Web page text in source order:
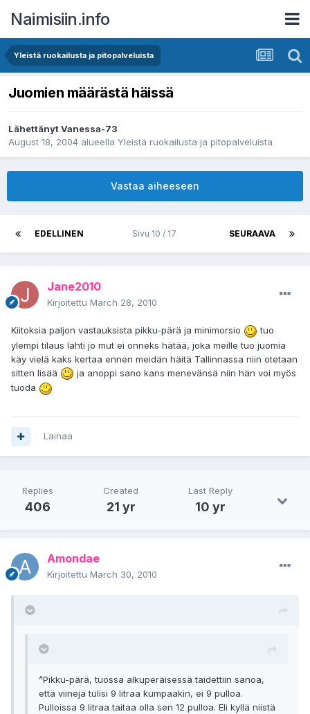
Naimisiin.info
Yleistä ruokailusta ja pitopalveluista
Juomien määrästä häissä
LähettänytVanessa-73
August 18, 2004 alueella Yleistä ruokailusta ja pitopalveluista
Vastaa aiheeseen
EDELLINEN SEURAAVA
Sivu 10 / 17
Jane2010
Kirjoitettu March 28, 2010
Kiitoksia paljon vastauksista pikku-pärä ja minimorsio
tuo
ylempi tilaus lähti jo mut ei onneks hätää, joka meille tuo juomia
käy vielä kaks kertaa ennen meidän häitä Tallinnassa niin otetaan
sitten lisää
ja anoppi sano kans menevänsä niin hän voi myös
tuoda
Lainaa
Replies
406
Created
21 yr
Last Reply
10 yr
Amondae
Kirjoitettu March 30, 2010
^Pikku-pärä, tuossa alkuperäisessä taidettiin sanoa,
että viinejä tulisi 9 litraa kumpaakin, ei 9 pulloa.
Pulloissa 9 litraa taitaa olla sen 12 pulloa. Eli kyllä niistä